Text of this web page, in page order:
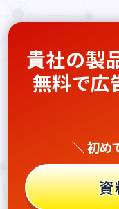
貴社の製
無料で広
＼ 初め
資